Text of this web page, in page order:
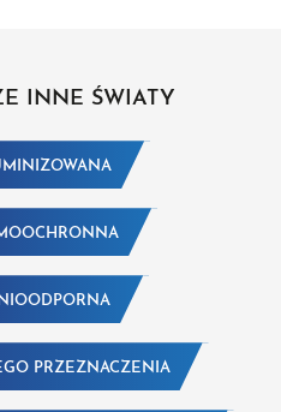
INNE ŚWIATY
PRZEZNACZENIA